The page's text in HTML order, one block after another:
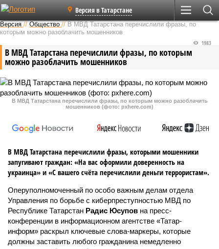
Версия в Татарстане
Версия //Общество //В МВД Татарстана перечислили фразы, по
которым можно разоблачить мошенников
В МВД Татарстана перечислили фразы, по которым
можно разоблачить мошенников
1983
В МВД Татарстана перечислили фразы, по которым можно разоблачить
мошенников (фото: pxhere.com)
В МВД Татарстана перечислили фразы, которыми мошенники
запугивают граждан: «На вас оформили доверенность на
украинца» и «С вашего счёта перечислили деньги террористам».
Оперуполномоченный по особо важным делам отдела
Управления по борьбе с киберпреступностью МВД по
Республике Татарстан Радис Юсупов на пресс-
конференции в информационном агентстве «Татар-
информ» раскрыл ключевые слова-маркеры, которые
должны заставить любого гражданина немедленно